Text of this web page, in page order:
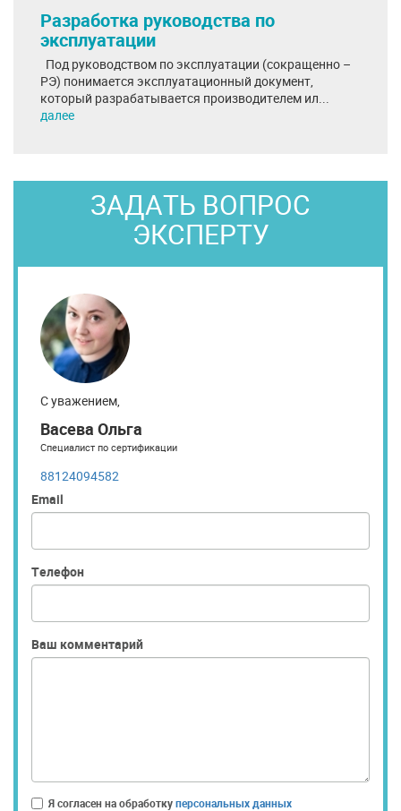
Разработка руководства по
эксплуатации
Под руководством по эксплуатации (сокращенно –
РЭ) понимается эксплуатационный документ,
который разрабатывается производителем ил...
далее
ЗАДАТЬ ВОПРОС
ЭКСПЕРТУ
С уважением,
Васева Ольга
Специалист по сертификации
88124094582
Email
Телефон
Ваш комментарий
Я согласен на обработкуперсональных данных